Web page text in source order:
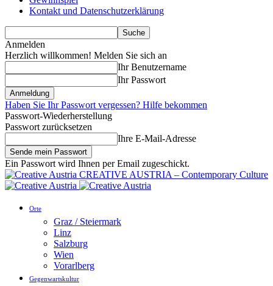
Kontakt und Datenschutzerklärung
Anmelden
Herzlich willkommen! Melden Sie sich an
Ihr Benutzername
Ihr Passwort
Haben Sie Ihr Passwort vergessen? Hilfe bekommen
Passwort-Wiederherstellung
Passwort zurücksetzen
Ihre E-Mail-Adresse
Ein Passwort wird Ihnen per Email zugeschickt.
CREATIVE AUSTRIA – Contemporary Culture
Orte
Graz / Steiermark
Linz
Salzburg
Wien
Vorarlberg
Gegenwartskultur